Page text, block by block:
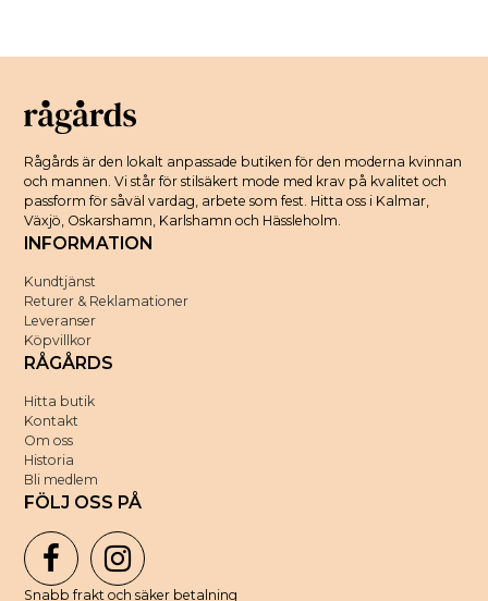
Rågårds är den lokalt anpassade butiken för den moderna kvinnan
och mannen. Vi står för stilsäkert mode med krav på kvalitet och
passform för såväl vardag, arbete som fest. Hitta oss i Kalmar,
Växjö, Oskarshamn, Karlshamn och Hässleholm.
INFORMATION
Kundtjänst
Returer & Reklamationer
Leveranser
Köpvillkor
RÅGÅRDS
Hitta butik
Kontakt
Om oss
Historia
Bli medlem
FÖLJ OSS PÅ
Snabb frakt och säker betalning